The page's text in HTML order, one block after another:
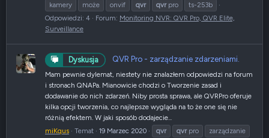
kamery
może onvif qvr qvrpro
ts-253b
Odpowiedzi: 4
Forum: Monitoring NVR: QVR Pro, QVR Elite,
Surveillance
Dyskusja QVR Pro - zarządzanie zdarzeniami.
Mam pewnie dylemat, niestety nie znalazłem odpowiedzi na forum
i stronach QNAPa. Mianowicie chodzi o Tworzenie zasad i
dodawanie do nich zdarzeń. Niby prosta sprawa, ale QVRPro oferuje
kilka opcji tworzenia, co najlepsze wygląda na to że one się nie
różnią efektem. W jaki sposób dodajecie...
miKqus
Temat 19 Marzec 2020 qvr qvrpro
zarządzanie